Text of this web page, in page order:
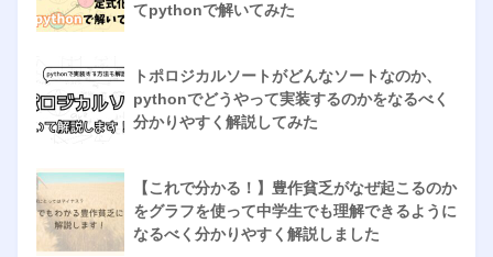
てpythonで解いてみた
トポロジカルソートがどんなソートなのか、
pythonでどうやって実装するのかをなるべく
分かりやすく解説してみた
【これで分かる！】豊作貧乏がなぜ起こるのか
をグラフを使って中学生でも理解できるように
なるべく分かりやすく解説しました